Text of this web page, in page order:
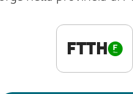
FTTH